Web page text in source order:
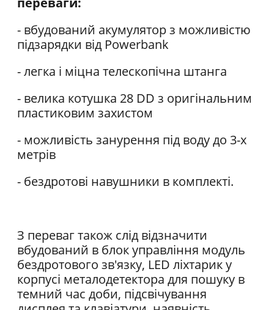
- вбудований акумулятор з можливістю
підзарядки від Powerbank
- легка і міцна телескопічна штанга
- велика котушка 28 DD з оригінальним
пластиковим захистом
- можливість занурення під воду до 3-х
метрів
- бездротові навушники в комплекті.
З переваг також слід відзначити
вбудований в блок управління модуль
бездротового зв'язку, LED ліхтарик у
корпусі металодетектора для пошуку в
темний час доби, підсвічування